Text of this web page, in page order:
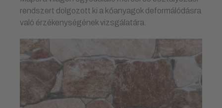
rendszert dolgozott ki a kőanyagok deformálódásra
való érzékenységének vizsgálatára.